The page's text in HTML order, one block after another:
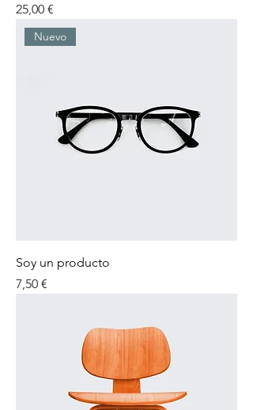
Precio
25,00 €
Nuevo
Soy un producto
Precio
7,50 €